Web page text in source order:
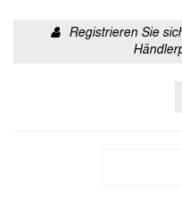
Registrieren Sie